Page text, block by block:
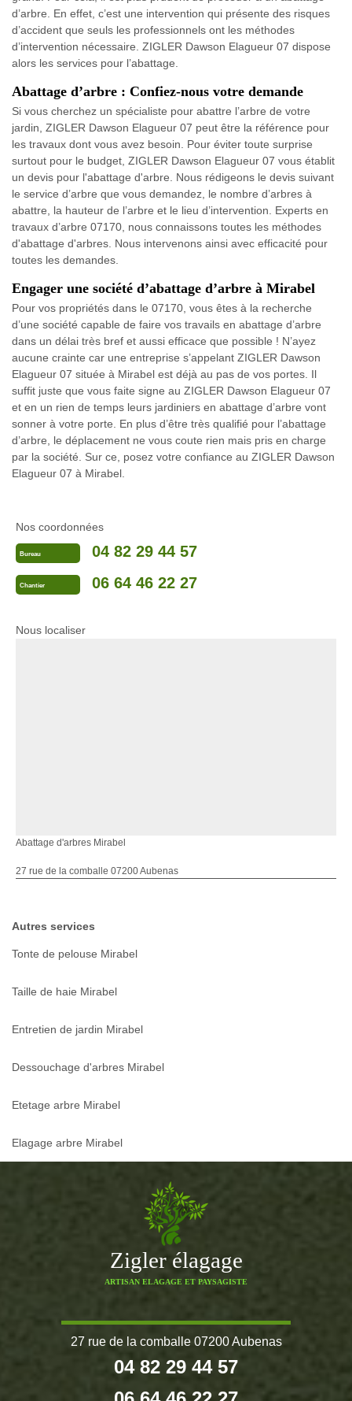
d’arbre. En effet, c’est une intervention qui présente des risques
d’accident que seuls les professionnels ont les méthodes
d’intervention nécessaire. ZIGLER Dawson Elagueur 07 dispose
alors les services pour l’abattage.
Abattage d’arbre : Confiez-nous votre demande
Si vous cherchez un spécialiste pour abattre l’arbre de votre
jardin, ZIGLER Dawson Elagueur 07 peut être la référence pour
les travaux dont vous avez besoin. Pour éviter toute surprise
surtout pour le budget, ZIGLER Dawson Elagueur 07 vous établit
un devis pour l'abattage d'arbre. Nous rédigeons le devis suivant
le service d’arbre que vous demandez, le nombre d’arbres à
abattre, la hauteur de l’arbre et le lieu d’intervention. Experts en
travaux d’arbre 07170, nous connaissons toutes les méthodes
d'abattage d'arbres. Nous intervenons ainsi avec efficacité pour
toutes les demandes.
Engager une société d’abattage d’arbre à Mirabel
Pour vos propriétés dans le 07170, vous êtes à la recherche
d’une société capable de faire vos travails en abattage d’arbre
dans un délai très bref et aussi efficace que possible ! N’ayez
aucune crainte car une entreprise s’appelant ZIGLER Dawson
Elagueur 07 située à Mirabel est déjà au pas de vos portes. Il
suffit juste que vous faite signe au ZIGLER Dawson Elagueur 07
et en un rien de temps leurs jardiniers en abattage d’arbre vont
sonner à votre porte. En plus d’être très qualifié pour l’abattage
d’arbre, le déplacement ne vous coute rien mais pris en charge
par la société. Sur ce, posez votre confiance au ZIGLER Dawson
Elagueur 07 à Mirabel.
Nos coordonnées
Bureau 04 82 29 44 57
Chantier 06 64 46 22 27
Nous localiser
Abattage d'arbres Mirabel
27 rue de la comballe 07200 Aubenas
Autres services
Tonte de pelouse Mirabel
Taille de haie Mirabel
Entretien de jardin Mirabel
Dessouchage d'arbres Mirabel
Etetage arbre Mirabel
Elagage arbre Mirabel
Zigler élagage
ARTISAN ELAGAGE ET PAYSAGISTE
27 rue de la comballe 07200 Aubenas
04 82 29 44 57